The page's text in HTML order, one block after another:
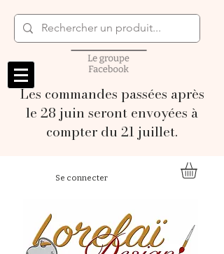
Les commandes passées après
le 28 juin seront envoyées à
compter du 21 juillet.
Se connecter